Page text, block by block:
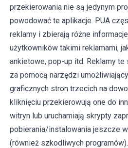
przekierowania nie są jedynym
powodować te aplikacje. PUA
reklamy i zbierają różne
użytkowników takimi reklamami,
ankietowe, pop-up itd. Reklamy
za pomocą narzędzi
graficznych stron trzecich na
kliknięciu przekierowują one do
witryn lub uruchamiają skrypty
pobierania/instalowania jeszcze
(również szkodliwych